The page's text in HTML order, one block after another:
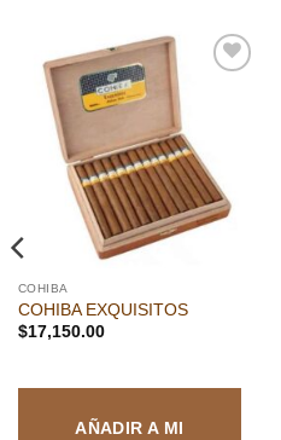
COHIBA
COHIBA EXQUISITOS
$17,150.00
AÑADIR A MI